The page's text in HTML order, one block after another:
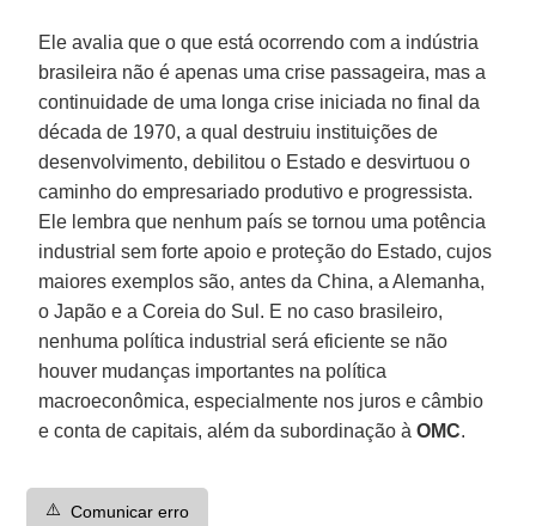
Ele avalia que o que está ocorrendo com a indústria
brasileira não é apenas uma crise passageira, mas a
continuidade de uma longa crise iniciada no final da
década de 1970, a qual destruiu instituições de
desenvolvimento, debilitou o Estado e desvirtuou o
caminho do empresariado produtivo e progressista.
Ele lembra que nenhum país se tornou uma potência
industrial sem forte apoio e proteção do Estado, cujos
maiores exemplos são, antes da China, a Alemanha,
o Japão e a Coreia do Sul. E no caso brasileiro,
nenhuma política industrial será eficiente se não
houver mudanças importantes na política
macroeconômica, especialmente nos juros e câmbio
e conta de capitais, além da subordinação àOMC.
⚠️ Comunicar erro